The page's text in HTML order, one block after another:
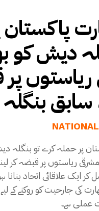
دیش کو
پر
سابق
NATIONAL
پر حملہ کرے تو بنگلہ
کر ایک علاقائی اتحاد
کی جارحیت کو روکنے کے
ہے۔